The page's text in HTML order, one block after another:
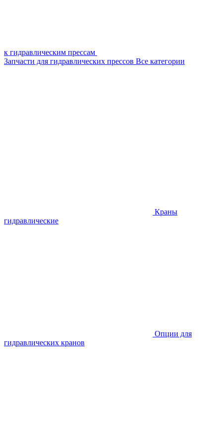
к гидравлическим прессам
Запчасти для гидравлических прессов Все категории
Краны
гидравлические
Опции для
гидравлических кранов